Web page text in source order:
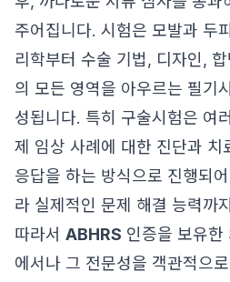
주어집니다. 시험은 모발과 두
리학부터 수술 기법, 디자인,
의 모든 영역을 아우르는 필기
성됩니다. 특히 구술시험은 여
제 임상 사례에 대한 진단과 치
응답을 하는 방식으로 진행되
라 실제적인 문제 해결 능력까
따라서 ABHRS 인증을 보유한
에서나 그 전문성을 객관적으